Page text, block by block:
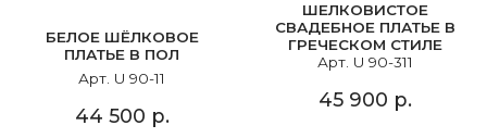
БЕЛОЕ ШЁЛКОВОЕ
ПЛАТЬЕ В ПОЛ
Арт. U 90-11
44 500 р.
ШЕЛКОВИСТОЕ
СВАДЕБНОЕ ПЛАТЬЕ В
ГРЕЧЕСКОМ СТИЛЕ
Арт. U 90-311
45 900 р.